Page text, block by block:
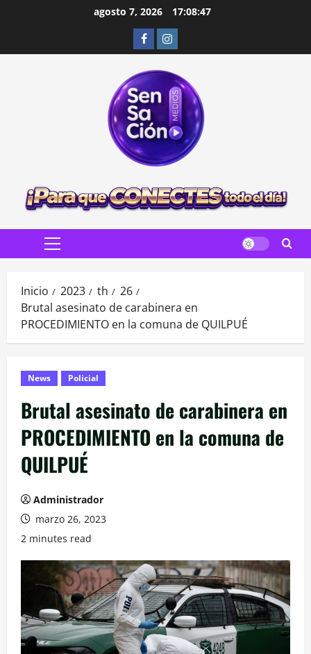
agosto 7, 2026 17:08:48
FacebookInstagram
Menú
Inicio 2023 th
26
Brutal asesinato de carabinera en
PROCEDIMIENTO en la comuna de QUILPUÉ
News Policial
Brutal asesinato de carabinera en
PROCEDIMIENTO en la comuna de
QUILPUÉ
Administrador
marzo 26, 2023
2 minutes read